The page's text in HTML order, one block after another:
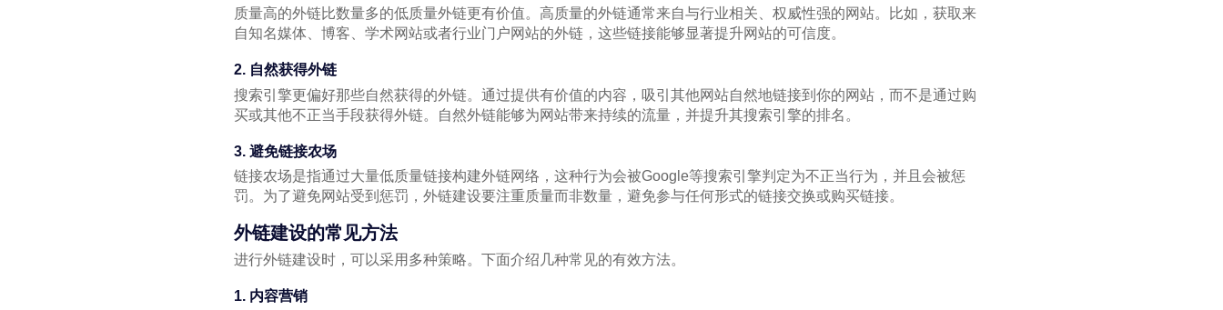
质量高的外链比数量多的低质量外链更有价值。高质量的外链通常来自与行业相关、权威性强的网站。比如，获取来
自知名媒体、博客、学术网站或者行业门户网站的外链，这些链接能够显著提升网站的可信度。
2. 自然获得外链
搜索引擎更偏好那些自然获得的外链。通过提供有价值的内容，吸引其他网站自然地链接到你的网站，而不是通过购
买或其他不正当手段获得外链。自然外链能够为网站带来持续的流量，并提升其搜索引擎的排名。
3. 避免链接农场
链接农场是指通过大量低质量链接构建外链网络，这种行为会被Google等搜索引擎判定为不正当行为，并且会被惩
罚。为了避免网站受到惩罚，外链建设要注重质量而非数量，避免参与任何形式的链接交换或购买链接。
外链建设的常见方法
进行外链建设时，可以采用多种策略。下面介绍几种常见的有效方法。
1. 内容营销